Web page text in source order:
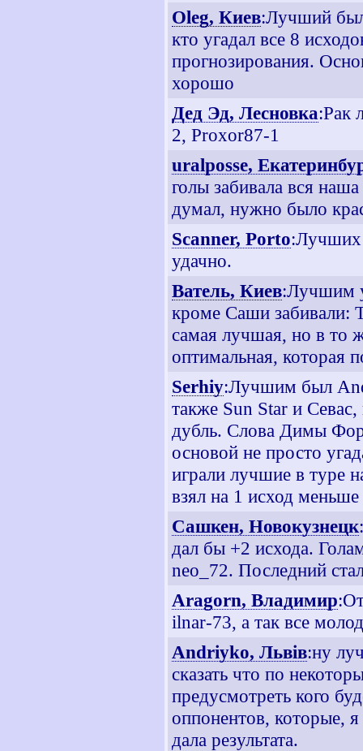
Oleg, Киев:Лучший
кто угадал все 8
прогнозирования.
хорошо
Дед Эд, Лесновка:Рак
2, Proxor87-1
uralposse,
голы забивала вся
думал, нужно было
Scanner, Porto:Лучших
удачно.
Ватель, Киев:Лучшим
кроме Саши забивали:
самая лучшая, но в то
оптимальная, которая
Serhiy:Лучшим был
также Sun Star и
дубль. Слова Димы
основой не просто
играли лучшие в туре
взял на 1 исход
Сашкен, Новокузнецк
дал бы +2 исхода.
neo_72. Последний
Aragorn, Владимир
ilnar-73, а так все
Andriyko, Львiв:ну
сказать что по
предусмотреть кого
оппонентов, которые, я
дала результата.